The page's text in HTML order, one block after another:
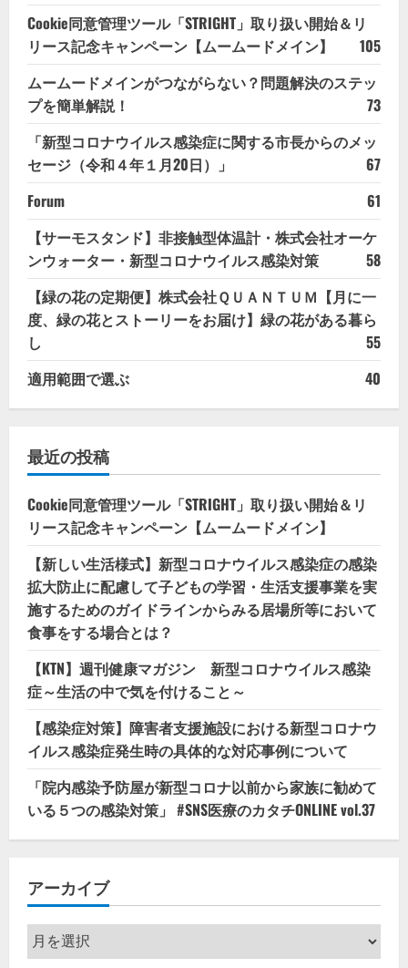
Cookie同意管理ツール「STRIGHT」取り扱い開始＆リ
リース記念キャンペーン【ムームードメイン】
105
ムームードメインがつながらない？問題解決のステッ
プを簡単解説！
73
「新型コロナウイルス感染症に関する市長からのメッ
セージ（令和４年１月20日）」
67
Forum
61
【サーモスタンド】非接触型体温計・株式会社オーケ
ンウォーター・新型コロナウイルス感染対策
58
【緑の花の定期便】株式会社ＱＵＡＮＴＵＭ【月に一
度、緑の花とストーリーをお届け】緑の花がある暮ら
し
55
適用範囲で選ぶ
40
最近の投稿
Cookie同意管理ツール「STRIGHT」取り扱い開始＆リ
リース記念キャンペーン【ムームードメイン】
【新しい生活様式】新型コロナウイルス感染症の感染
拡大防止に配慮して子どもの学習・生活支援事業を実
施するためのガイドラインからみる居場所等において
食事をする場合とは？
【KTN】週刊健康マガジン 新型コロナウイルス感染
症～生活の中で気を付けること～
【感染症対策】障害者支援施設における新型コロナウ
イルス感染症発生時の具体的な対応事例について
「院内感染予防屋が新型コロナ以前から家族に勧めて
いる５つの感染対策」 #SNS医療のカタチONLINE vol.37
アーカイブ
ア
ー